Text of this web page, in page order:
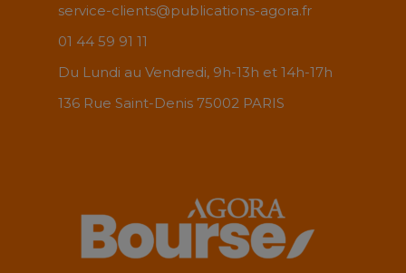
service-clients@publications-agora.fr
01 44 59 91 11
Du Lundi au Vendredi, 9h-13h et 14h-17h
136 Rue Saint-Denis 75002 PARIS